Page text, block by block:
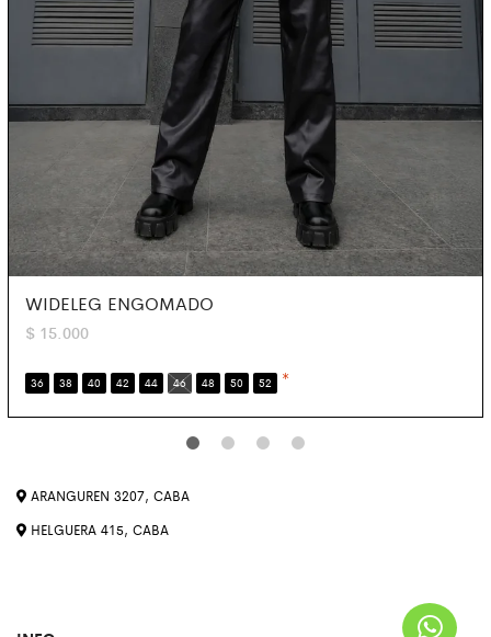
WIDELEG ENGOMADO
$ 15.000
36 38 40 42 44 46 48 50 52 *
ARANGUREN 3207, CABA
HELGUERA 415, CABA